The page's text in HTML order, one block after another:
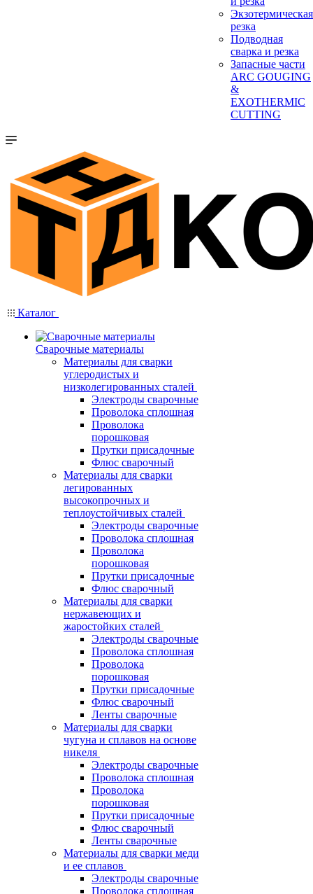
Экзотермическая
резка
Подводная
сварка и резка
Запасные части
ARC GOUGING
&
EXOTHERMIC
CUTTING
Каталог
Сварочные материалы
Материалы для сварки
углеродистых и
низколегированных сталей
Электроды сварочные
Проволока сплошная
Проволока
порошковая
Прутки присадочные
Флюс сварочный
Материалы для сварки
легированных
высокопрочных и
теплоустойчивых сталей
Электроды сварочные
Проволока сплошная
Проволока
порошковая
Прутки присадочные
Флюс сварочный
Материалы для сварки
нержавеющих и
жаростойких сталей
Электроды сварочные
Проволока сплошная
Проволока
порошковая
Прутки присадочные
Флюс сварочный
Ленты сварочные
Материалы для сварки
чугуна и сплавов на основе
никеля
Электроды сварочные
Проволока сплошная
Проволока
порошковая
Прутки присадочные
Флюс сварочный
Ленты сварочные
Материалы для сварки меди
и ее сплавов
Электроды сварочные
Проволока сплошная